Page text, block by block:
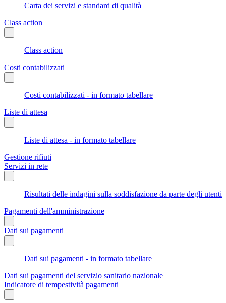
Carta dei servizi e standard di qualità
Class action
Class action
Costi contabilizzati
Costi contabilizzati - in formato tabellare
Liste di attesa
Liste di attesa - in formato tabellare
Gestione rifiuti
Servizi in rete
Risultati delle indagini sulla soddisfazione da parte degli utenti
Pagamenti dell'amministrazione
Dati sui pagamenti
Dati sui pagamenti - in formato tabellare
Dati sui pagamenti del servizio sanitario nazionale
Indicatore di tempestività pagamenti